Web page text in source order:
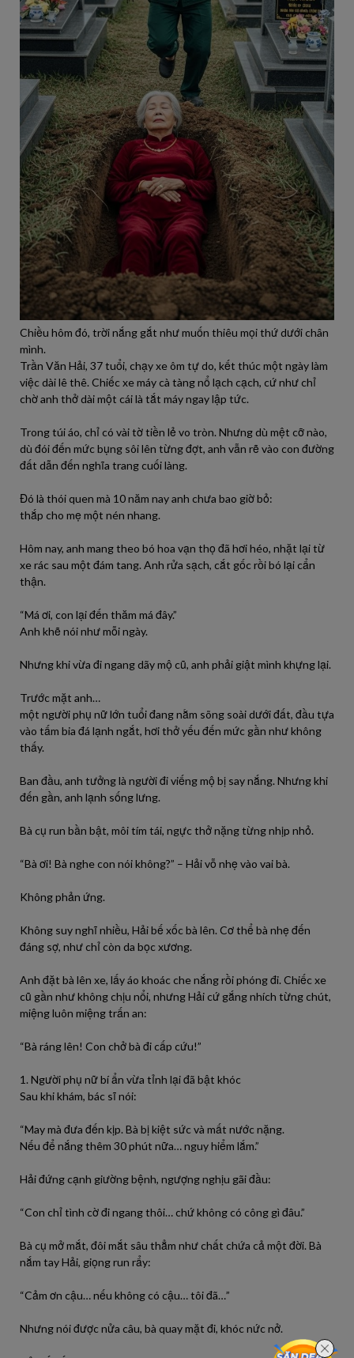
Chiều hôm đó, trời nắng gắt như muốn thiêu mọi thứ dưới chân
mình.
Trần Văn Hải, 37 tuổi, chạy xe ôm tự do, kết thúc một ngày làm
việc dài lê thê. Chiếc xe máy cà tàng nổ lạch cạch, cứ như chỉ
chờ anh thở dài một cái là tắt máy ngay lập tức.
Trong túi áo, chỉ có vài tờ tiền lẻ vo tròn. Nhưng dù mệt cỡ nào,
dù đói đến mức bụng sôi lên từng đợt, anh vẫn rẽ vào con đường
đất dẫn đến nghĩa trang cuối làng.
Đó là thói quen mà 10 năm nay anh chưa bao giờ bỏ:
thắp cho mẹ một nén nhang.
Hôm nay, anh mang theo bó hoa vạn thọ đã hơi héo, nhặt lại từ
xe rác sau một đám tang. Anh rửa sạch, cắt gốc rồi bó lại cẩn
thận.
“Má ơi, con lại đến thăm má đây.”
Anh khẽ nói như mỗi ngày.
Nhưng khi vừa đi ngang dãy mộ cũ, anh phải giật mình khựng lại.
Trước mặt anh…
một người phụ nữ lớn tuổi đang nằm sõng soài dưới đất, đầu tựa
vào tấm bia đá lạnh ngắt, hơi thở yếu đến mức gần như không
thấy.
Ban đầu, anh tưởng là người đi viếng mộ bị say nắng. Nhưng khi
đến gần, anh lạnh sống lưng.
Bà cụ run bần bật, môi tím tái, ngực thở nặng từng nhịp nhỏ.
“Bà ơi! Bà nghe con nói không?” – Hải vỗ nhẹ vào vai bà.
Không phản ứng.
Không suy nghĩ nhiều, Hải bế xốc bà lên. Cơ thể bà nhẹ đến
đáng sợ, như chỉ còn da bọc xương.
Anh đặt bà lên xe, lấy áo khoác che nắng rồi phóng đi. Chiếc xe
cũ gần như không chịu nổi, nhưng Hải cứ gắng nhích từng chút,
miệng luôn miệng trấn an:
“Bà ráng lên! Con chở bà đi cấp cứu!”
1. Người phụ nữ bí ẩn vừa tỉnh lại đã bật khóc
Sau khi khám, bác sĩ nói:
“May mà đưa đến kịp. Bà bị kiệt sức và mất nước nặng.
Nếu để nắng thêm 30 phút nữa… nguy hiểm lắm.”
Hải đứng cạnh giường bệnh, ngượng nghịu gãi đầu:
“Con chỉ tình cờ đi ngang thôi… chứ không có công gì đâu.”
Bà cụ mở mắt, đôi mắt sâu thẳm như chất chứa cả một đời. Bà
nắm tay Hải, giọng run rẩy:
“Cảm ơn cậu… nếu không có cậu… tôi đã…”
Nhưng nói được nửa câu, bà quay mặt đi, khóc nức nở.